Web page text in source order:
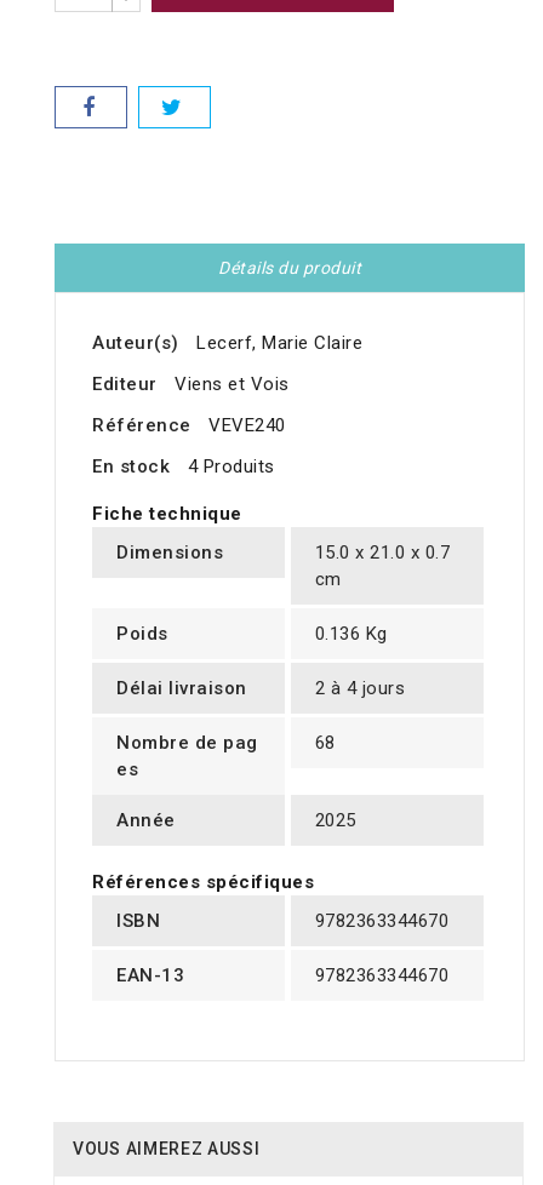
Détails du produit
Auteur(s)
Lecerf, Marie Claire
Editeur
Viens et Vois
Référence
VEVE240
En stock
4 Produits
Fiche technique
Dimensions
15.0 x 21.0 x 0.7
cm
Poids 0.136 Kg
Délai livraison 2 à 4 jours
Nombre de pag
es
68
Année 2025
Références spécifiques
ISBN
9782363344670
EAN-13 9782363344670
VOUS AIMEREZ AUSSI